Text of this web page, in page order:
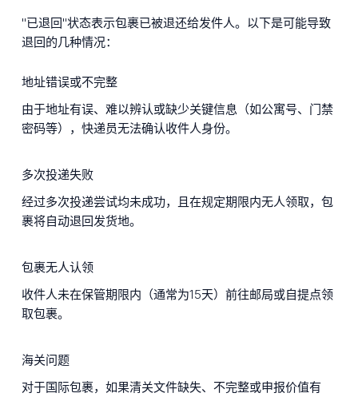
"已退回"状态表示包裹已被退还给发件人。以下是可能导致
退回的几种情况：
地址错误或不完整
由于地址有误、难以辨认或缺少关键信息（如公寓号、门禁
密码等），快递员无法确认收件人身份。
多次投递失败
经过多次投递尝试均未成功，且在规定期限内无人领取，包
裹将自动退回发货地。
包裹无人认领
收件人未在保管期限内（通常为15天）前往邮局或自提点领
取包裹。
海关问题
对于国际包裹，如果清关文件缺失、不完整或申报价值有